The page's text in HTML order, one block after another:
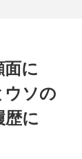
に
ソの
に